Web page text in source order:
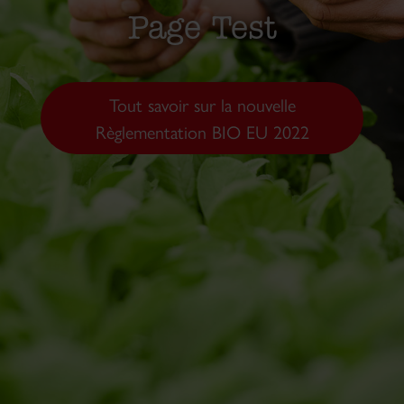
Page Test
Tout savoir sur la nouvelle
Règlementation BIO EU 2022